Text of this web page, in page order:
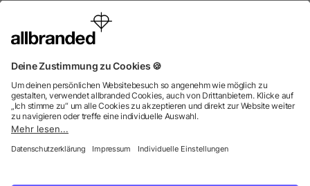
International
Wir verkaufen Werbeartikel, Werbemittel und